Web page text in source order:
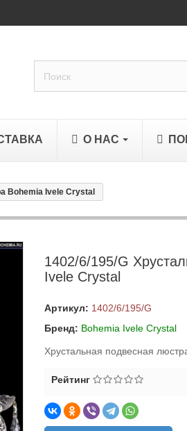
О НАС
Bohemia Ivele Crystal
1402/6/195/G
Ivele Crystal
Артикул: 1402/6/195/G
Бренд: Bohemia Ivele Crystal
Хрустальная подвесная
Рейтинг